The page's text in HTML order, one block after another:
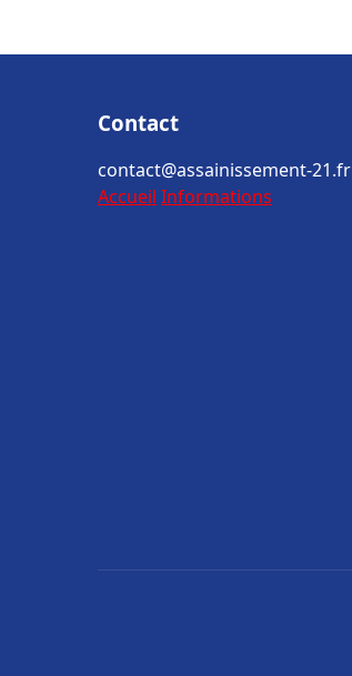
Contact
contact@assainissement-21.fr
Accueil Informations